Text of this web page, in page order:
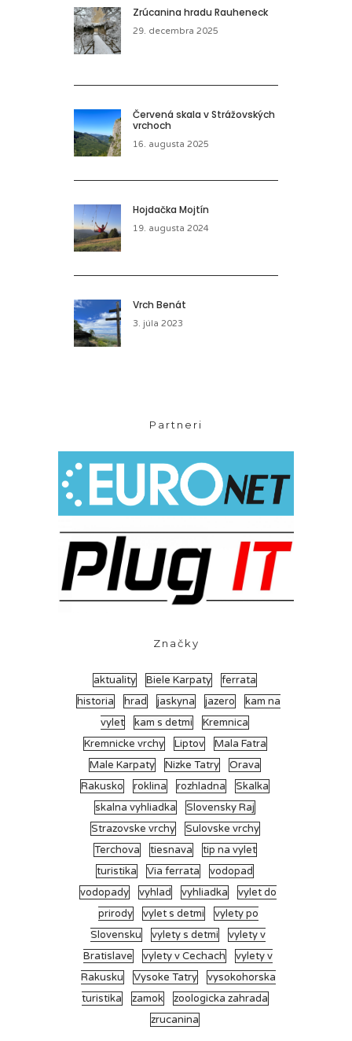
Zrúcanina hradu Rauheneck
29. decembra 2025
Červená skala v Strážovských
vrchoch
16. augusta 2025
Hojdačka Mojtín
19. augusta 2024
Vrch Benát
3. júla 2023
Partneri
Značky
aktuality Biele Karpaty
ferrata
historia
hrad jaskyna jazero
kam na
vylet
kam s detmi
Kremnica
Kremnicke vrchy
Liptov
Mala Fatra
Male Karpaty
Nizke Tatry
Orava
Rakusko
roklina rozhladna
Skalka
skalna vyhliadka
Slovensky Raj
Strazovske vrchy
Sulovske vrchy
Terchova
tiesnava
tip na vylet
turistika
Via ferrata
vodopad
vodopady
vyhlad vyhliadka
vylet do
prirody
vylet s detmi
vylety po
Slovensku
vylety s detmi
vylety v
Bratislave
vylety v Cechach
vylety v
Rakusku
Vysoke Tatry
vysokohorska
turistika
zamok
zoologicka zahrada
zrucanina